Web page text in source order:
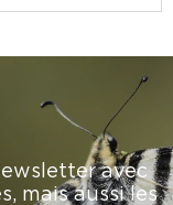
avec
mais aussi les